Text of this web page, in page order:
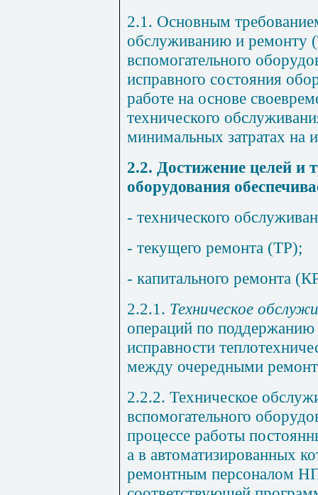
2.1. Основным
обслуживанию и ремонту
вспомогательного
исправного состояния
работе на основе
технического
минимальных затратах на
2.2. Достижение целей и
оборудования
- технического
- текущего ремонта (ТР);
- капитального ремонта
2.2.1. Техническое
операций по поддержанию
исправности
между очередными
2.2.2. Техническое
вспомогательного
процессе работы
а в автоматизированных
ремонтным персоналом